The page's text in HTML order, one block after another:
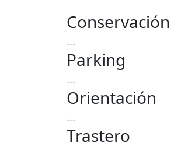
Conservación
---
Parking
---
Orientación
---
Trastero